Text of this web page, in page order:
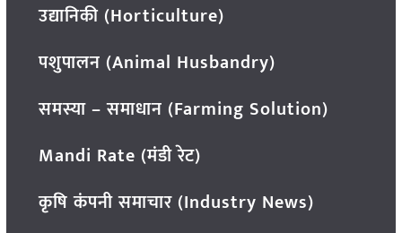
उद्यानिकी (Horticulture)
पशुपालन (Animal Husbandry)
समस्या – समाधान (Farming Solution)
Mandi Rate (मंडी रेट)
कृषि कंपनी समाचार (Industry News)